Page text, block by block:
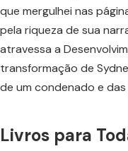
que mergulhei nas
pela riqueza de sua
atravessa a
transformação de
de um condenado e
Livros para